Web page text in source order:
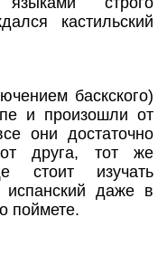
кастильский
баскского)
и произошли от
они достаточно
друга, тот же
стоит изучать
испанский даже в
поймете.